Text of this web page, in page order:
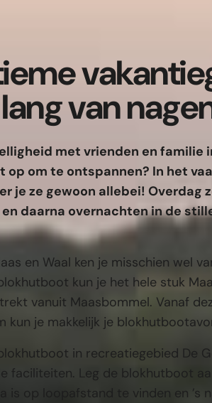
van
met vrienden en familie
op om te ontspannen? In het
je ze gewoon allebei! Overdag
daarna overnachten in de
en Waal ken je misschien wel
kun je het hele stuk
vanuit Maasbommel. Vanaf
kun je makkelijk je
in recreatiegebied De
faciliteiten. Leg de blokhutboot
is op loopafstand te vinden en ’s